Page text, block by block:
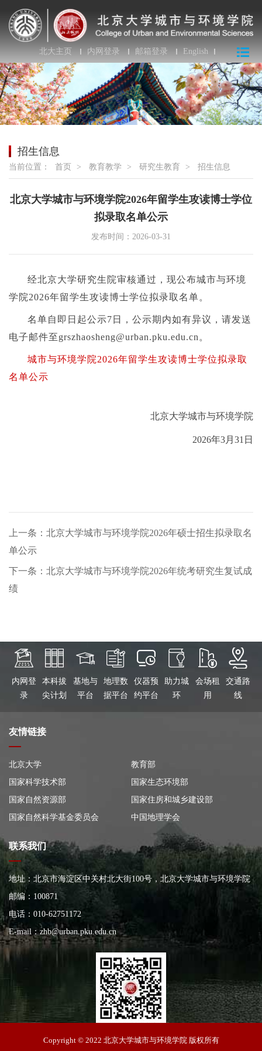
北大主页 内网登录 邮箱登录 English
招生信息
当前位置： 首页 > 教育教学 > 研究生教育 > 招生信息
北京大学城市与环境学院2026年留学生攻读博士学位
拟录取名单公示
发布时间：2026-03-31
经北京大学研究生院审核通过，现公布城市与环境
学院2026年留学生攻读博士学位拟录取名单。
名单自即日起公示7日，公示期内如有异议，请发送
电子邮件至grszhaosheng@urban.pku.edu.cn。
城市与环境学院2026年留学生攻读博士学位拟录取
名单公示
北京大学城市与环境学院
2026年3月31日
上一条：北京大学城市与环境学院2026年硕士招生拟录取名
单公示
下一条：北京大学城市与环境学院2026年统考研究生复试成
绩
内网登
录
本科拔
尖计划
基地与
平台
地理数
据平台
仪器预
约平台
助力城
环
会场租
用
交通路
线
友情链接
北京大学
教育部
国家科学技术部
国家生态环境部
国家自然资源部
国家住房和城乡建设部
国家自然科学基金委员会
中国地理学会
联系我们
地址：北京市海淀区中关村北大街100号，北京大学城市与环境学院
大楼
邮编：100871
电话：010-62751172
E-mail：zhb@urban.pku.edu.cn
北京大学城市与环境学院
Copyright © 2022 北京大学城市与环境学院 版权所有